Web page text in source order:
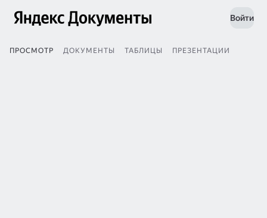
Войти
ПРОСМОТР ДОКУМЕНТЫ ТАБЛИЦЫ ПРЕЗЕНТАЦИИ